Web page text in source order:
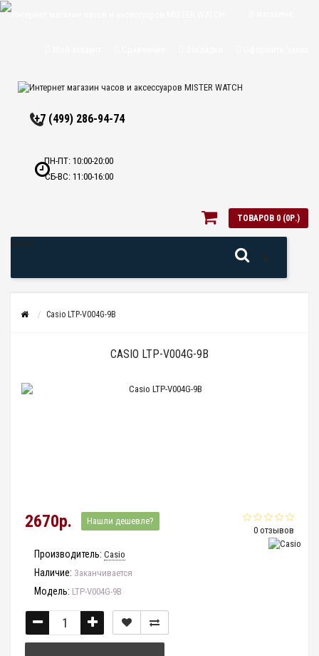
+7 (499) 286-94-74
ПН-ПТ: 10:00-20:00
СБ-ВС: 11:00-16:00
ТОВАРОВ 0 (0Р.)
Casio LTP-V004G-9B
CASIO LTP-V004G-9B
0 отзывов
2670р. Нашли дешевле?
Производитель: Casio
Наличие: Заканчивается
Модель: LTP-V004G-9B